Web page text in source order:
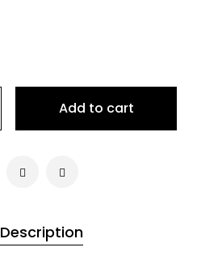
Add to cart
Description